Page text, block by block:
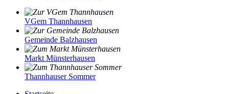
VGem Thannhausen
Gemeinde Balzhausen
Markt Münsterhausen
Thannhauser Sommer